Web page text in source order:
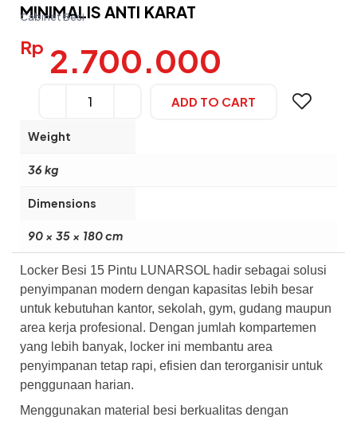
MINIMALIS ANTI KARAT
Cabinet Besi
Rp 2.700.000
ADD TO CART
Alternative:
Weight
36 kg
Dimensions
90 × 35 × 180 cm
Locker Besi 15 Pintu LUNARSOL hadir sebagai solusi
penyimpanan modern dengan kapasitas lebih besar
untuk kebutuhan kantor, sekolah, gym, gudang maupun
area kerja profesional. Dengan jumlah kompartemen
yang lebih banyak, locker ini membantu area
penyimpanan tetap rapi, efisien dan terorganisir untuk
penggunaan harian.
Menggunakan material besi berkualitas dengan